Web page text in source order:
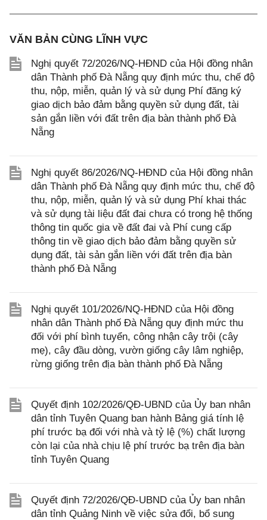
VĂN BẢN CÙNG LĨNH VỰC
Nghị quyết 72/2026/NQ-HĐND của Hội đồng nhân
dân Thành phố Đà Nẵng quy định mức thu, chế độ
thu, nộp, miễn, quản lý và sử dụng Phí đăng ký
giao dịch bảo đảm bằng quyền sử dụng đất, tài
sản gắn liền với đất trên địa bàn thành phố Đà
Nẵng
Nghị quyết 86/2026/NQ-HĐND của Hội đồng nhân
dân Thành phố Đà Nẵng quy định mức thu, chế độ
thu, nộp, miễn, quản lý và sử dụng Phí khai thác
và sử dụng tài liệu đất đai chưa có trong hệ thống
thông tin quốc gia về đất đai và Phí cung cấp
thông tin về giao dịch bảo đảm bằng quyền sử
dụng đất, tài sản gắn liền với đất trên địa bàn
thành phố Đà Nẵng
Nghị quyết 101/2026/NQ-HĐND của Hội đồng
nhân dân Thành phố Đà Nẵng quy định mức thu
đối với phí bình tuyển, công nhận cây trội (cây
mẹ), cây đầu dòng, vườn giống cây lâm nghiệp,
rừng giống trên địa bàn thành phố Đà Nẵng
Quyết định 102/2026/QĐ-UBND của Ủy ban nhân
dân tỉnh Tuyên Quang ban hành Bảng giá tính lệ
phí trước bạ đối với nhà và tỷ lệ (%) chất lượng
còn lại của nhà chịu lệ phí trước bạ trên địa bàn
tỉnh Tuyên Quang
Quyết định 72/2026/QĐ-UBND của Ủy ban nhân
dân tỉnh Quảng Ninh về việc sửa đổi, bổ sung